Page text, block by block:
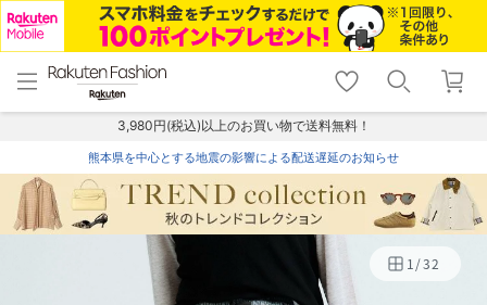
menu home
トップ
shopping_cart lock_outline
ログイン
3,980円(税込)以上のお買い物で送料無料！
熊本県を中心とする地震の影響による配送遅延のお知らせ
1/32